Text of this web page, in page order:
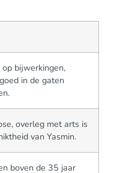
bijwerkingen,
in de gaten
overleg met arts is
van Yasmin.
boven de 35 jaar